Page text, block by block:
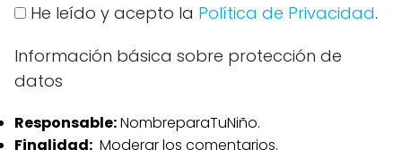
He leído y acepto la Política de Privacidad.
Información básica sobre protección de
datos
Responsable:NombreparaTuNiño.
Finalidad: Moderar los comentarios.